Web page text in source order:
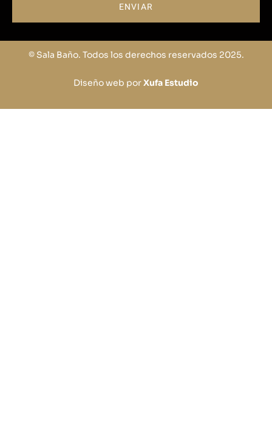
ENVIAR
© Sala Baño. Todos los derechos reservados 2025.
Diseño web porXufa Estudio